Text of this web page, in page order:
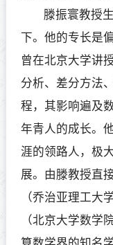
滕振寰教授
下。他的专长是
曾在北京大学讲
分析、差分方法
程，其影响遍及
年青人的成长。
涯的领路人，极
展。由滕教授直
（乔治亚理工大
（北京大学数学